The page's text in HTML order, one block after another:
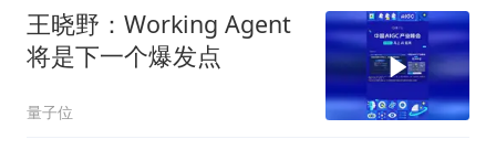
王晓野：Working Agent
将是下一个爆发点
量子位